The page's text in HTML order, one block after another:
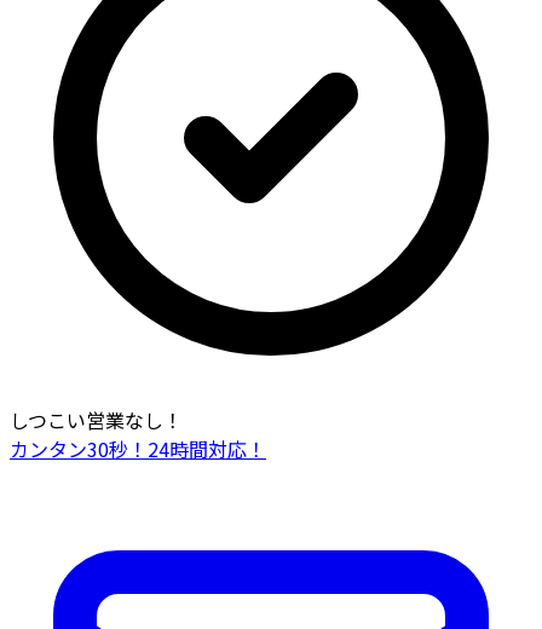
しつこい営業なし！
カンタン30秒！24時間対応！